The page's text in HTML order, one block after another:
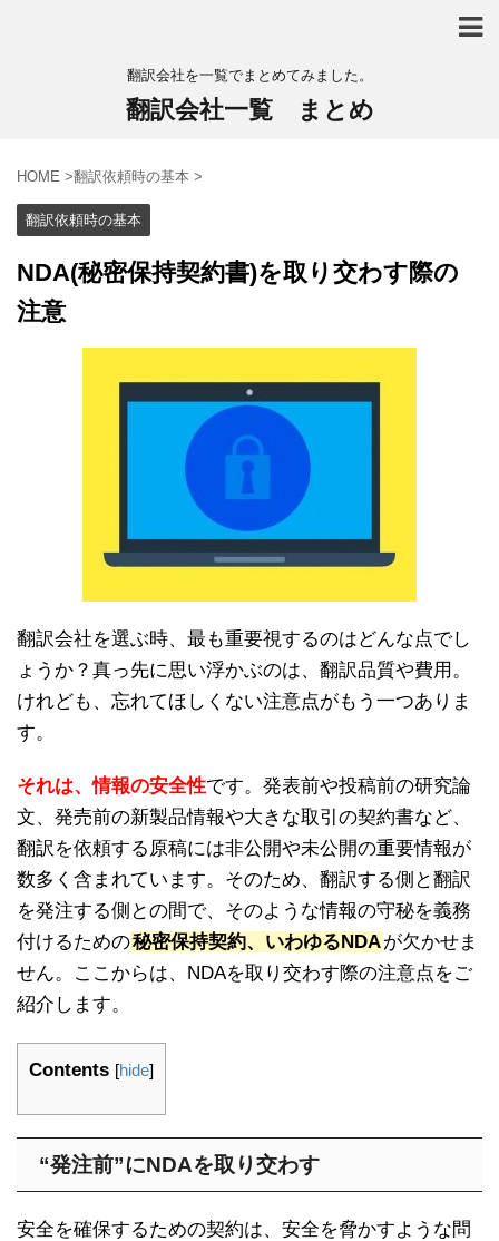
翻訳会社を一覧でまとめてみました。
翻訳会社一覧 まとめ
HOME >翻訳依頼時の基本 >
翻訳依頼時の基本
NDA(秘密保持契約書)を取り交わす際の
注意
翻訳会社を選ぶ時、最も重要視するのはどんな点でし
ょうか？真っ先に思い浮かぶのは、翻訳品質や費用。
けれども、忘れてほしくない注意点がもう一つありま
す。
それは、情報の安全性です。発表前や投稿前の研究論
文、発売前の新製品情報や大きな取引の契約書など、
翻訳を依頼する原稿には非公開や未公開の重要情報が
数多く含まれています。そのため、翻訳する側と翻訳
を発注する側との間で、そのような情報の守秘を義務
付けるための秘密保持契約、いわゆるNDAが欠かせま
せん。ここからは、NDAを取り交わす際の注意点をご
紹介します。
Contents [hide]
“発注前”にNDAを取り交わす
安全を確保するための契約は、安全を脅かすような問